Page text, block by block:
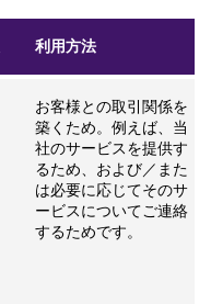
利用方法
お客様との取引関係を
築くため。例えば、当
社のサービスを提供す
るため、および／また
は必要に応じてそのサ
ービスについてご連絡
するためです。